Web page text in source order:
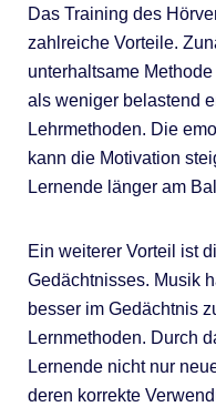
Das Training des
zahlreiche Vorteile.
unterhaltsame
als weniger belastend
Lehrmethoden. Die
kann die Motivation
Lernende länger am
Ein weiterer Vorteil ist
Gedächtnisses. Musik
besser im Gedächtnis
Lernmethoden. Durch
Lernende nicht nur
deren korrekte